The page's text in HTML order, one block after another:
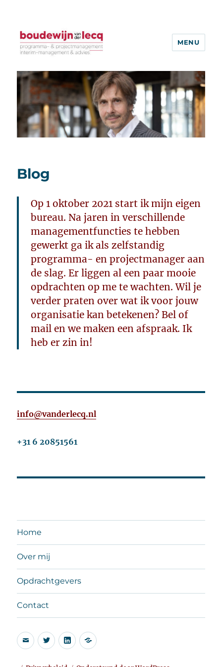
MENU
Blog
Op 1 oktober 2021 start ik mijn eigen
bureau. Na jaren in verschillende
managementfuncties te hebben
gewerkt ga ik als zelfstandig
programma- en projectmanager aan
de slag. Er liggen al een paar mooie
opdrachten op me te wachten. Wil je
verder praten over wat ik voor jouw
organisatie kan betekenen? Bel of
mail en we maken een afspraak. Ik
heb er zin in!
info@vanderlecq.nl
+31 6 20851561
Home
Over mij
Opdrachtgevers
Contact
E-
mail
TwitterLinkedInAlgemene